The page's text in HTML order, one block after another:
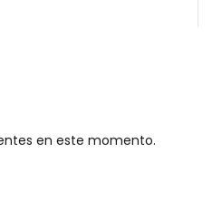
en este momento.